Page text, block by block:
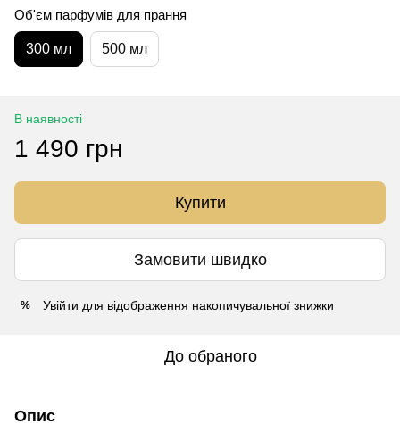
Об'єм парфумів для прання
300 мл 500 мл
В наявності
1 490 грн
Купити
Замовити швидко
% Увійти для відображення накопичувальної знижки
До обраного
Опис